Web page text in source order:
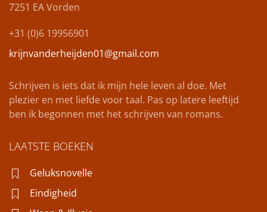
7251 EAVorden
+31 (0)6 19956901
krijnvanderheijden01@gmail.com
Schrijven is iets dat ik mijn hele leven al doe. Met
plezier en met liefde voor taal. Pas op latere leeftijd
ben ik begonnen met het schrijven van romans.
LAATSTE BOEKEN
Geluksnovelle
Eindigheid